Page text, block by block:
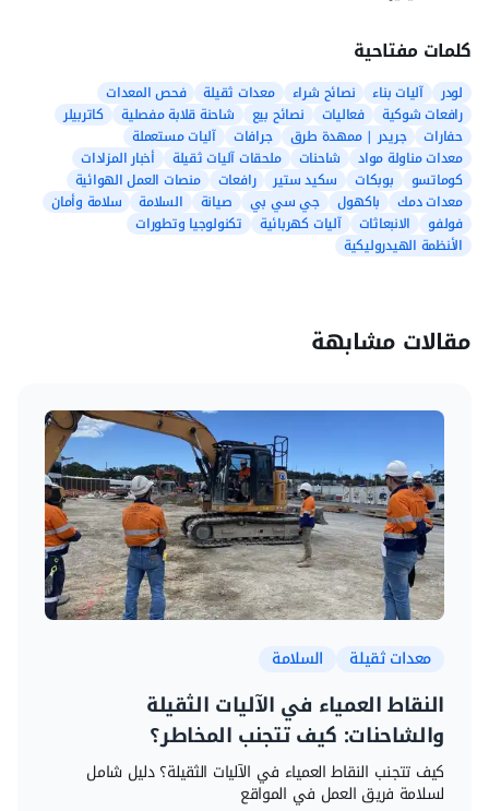
كلمات مفتاحية
لودر آليات بناء نصائح شراء معدات ثقيلة
فحص المعدات
رافعات شوكية
فعاليات نصائح بيع شاحنة قلابة مفصلية
كاتربيلر
حفارات
جريدر | ممهدة طرق جرافات
آليات مستعملة
معدات مناولة مواد
شاحنات ملحقات آليات ثقيلة
أخبار المزادات
كوماتسو
بوبكات سكيد ستير رافعات
منصات العمل الهوائية
معدات دمك
باكهول جي سي بي صيانة السلامة
سلامة وأمان
فولفو
الانبعاثات آليات كهربائية
تكنولوجيا وتطورات
الأنظمة الهيدروليكية
مقالات مشابهة
معدات ثقيلة السلامة
النقاط العمياء في الآليات الثقيلة
والشاحنات: كيف تتجنب المخاطر؟
كيف تتجنب النقاط العمياء في الآليات الثقيلة؟ دليل شامل
لسلامة فريق العمل في المواقع